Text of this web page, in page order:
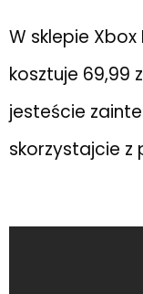
W sklepie
kosztuje 69,99
jesteście
skorzystajcie z